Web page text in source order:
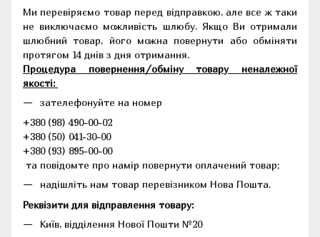
Ми перевіряємо товар перед відправкою, але все ж таки
не виключаємо можливість шлюбу. Якщо Ви отримали
шлюбний товар, його можна повернути або обміняти
протягом 14 днів з дня отримання.
Процедура повернення/обміну товару неналежної
якості:
зателефонуйте на номер
+380 (98) 490-00-02
+380 (50) 041-30-00
+380 (93) 895-00-00
та повідомте про намір повернути оплачений товар;
надішліть нам товар перевізником Нова Пошта.
Реквізити для відправлення товару:
Київ, відділення Нової Пошти №20